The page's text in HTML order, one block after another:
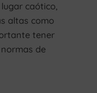
caótico,
altas como
tener
de